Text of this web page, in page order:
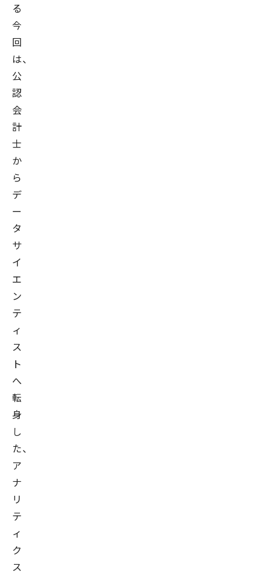
る
今
回
は、
公
認
会
計
士
か
ら
デ
ー
タ
サ
イ
エ
ン
テ
ィ
ス
ト
へ
転
身
し
た、
ア
ナ
リ
テ
ィ
ク
ス